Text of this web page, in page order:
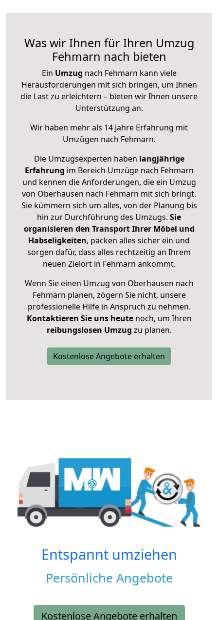
Was wir Ihnen für Ihren Umzug
Fehmarn nach bieten
Ein Umzug nach Fehmarn kann viele
Herausforderungen mit sich bringen, um Ihnen
die Last zu erleichtern – bieten wir Ihnen unsere
Unterstützung an.
Wir haben mehr als 14 Jahre Erfahrung mit
Umzügen nach Fehmarn.
Die Umzugsexperten haben langjährige
Erfahrung im Bereich Umzüge nach Fehmarn
und kennen die Anforderungen, die ein Umzug
von Oberhausen nach Fehmarn mit sich bringt.
Sie kümmern sich um alles, von der Planung bis
hin zur Durchführung des Umzugs. Sie
organisieren den Transport Ihrer Möbel und
Habseligkeiten, packen alles sicher ein und
sorgen dafür, dass alles rechtzeitig an Ihrem
neuen Zielort in Fehmarn ankommt.
Wenn Sie einen Umzug von Oberhausen nach
Fehmarn planen, zögern Sie nicht, unsere
professionelle Hilfe in Anspruch zu nehmen.
Kontaktieren Sie uns heutenoch, um Ihren
reibungslosen Umzug zu planen.
Kostenlose Angebote erhalten
Entspannt umziehen
Persönliche Angebote
Kostenlose Angebote erhalten